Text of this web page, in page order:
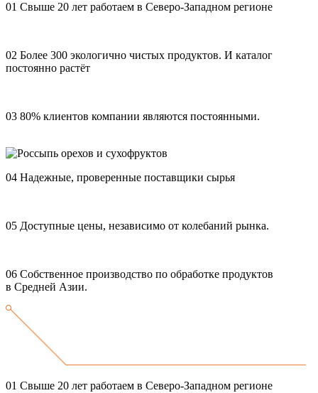
01 Свыше 20 лет работаем в Северо-Западном регионе
02 Более 300 экологично чистых продуктов. И каталог
постоянно растёт
03 80% клиентов компании являются постоянными.
04 Надежные, проверенные поставщики сырья
05 Доступные цены, независимо от колебаний рынка.
06 Собственное производство по обработке продуктов
в Средней Азии.
01 Свыше 20 лет работаем в Северо-Западном регионе